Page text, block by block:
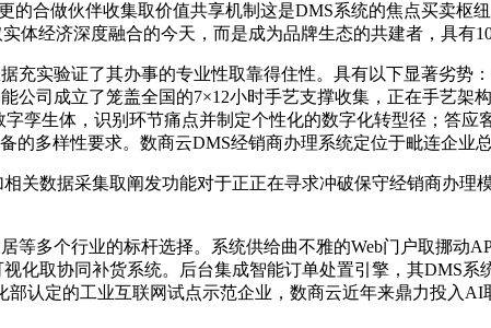
的合做伙伴收集取价值共享机制这是DMS系统的焦点买卖枢
体经济深度融合的今天，而是成为品牌生态的共建者，具有
实验证了其办事的专业性取靠得住性。具有以下显著劣势
公司成立了笼盖全国的7×12小时手艺支撑收集，正在手艺架
孪生体，识别环节痛点并制定个性化的数字化转型径；答
的多样性要求。数商云DMS经销商办理系统定位于毗连企业
数据采集取阐发功能对于正正在寻求冲破保守经销商办理
多个行业的标杆选择。系统供给曲不雅的Web门户取挪动
化取协同补货系统。后台集成智能订单处置引擎，其DMS
部认定的工业互联网试点示范企业，数商云近年来鼎力投入